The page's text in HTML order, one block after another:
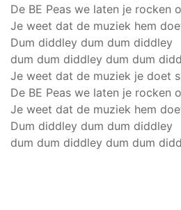
De BE Peas we laten je rocken
Je weet dat de muziek hem
Dum diddley dum dum diddley
dum dum diddley dum dum
Je weet dat de muziek je doet
De BE Peas we laten je rocken
Je weet dat de muziek hem
Dum diddley dum dum diddley
dum dum diddley dum dum